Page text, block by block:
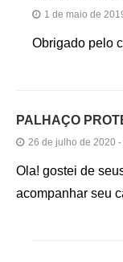
1 de maio de
Obrigado pelo
PALHAÇO
26 de julho de 2020
Ola! gostei de
acompanhar seu